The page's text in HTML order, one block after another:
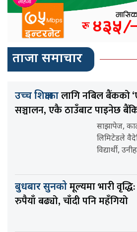
ताजा समाचार
उच्च शिक्षाकालागि नबिल बैंकको
सञ्चालन, एकै ठाउँबाट पाइनेछ
साझापेज,
लिमिटेडले
विद्यार्थी,
बुधबार सुनकोमूल्यमा भारी
रुपैयाँ बढ्यो, चाँदी पनि महँगियो